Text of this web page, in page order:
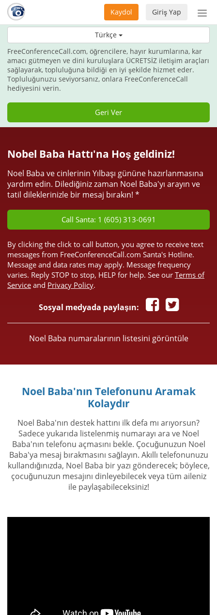
Türkçe
aç/
Giriş Yap
Kaydol
Bu bayram, iletişim paketi hediye edin.
FreeConferenceCall.com, öğrencilere, hayır kurumlarına, kar
amacı gütmeyen ve dini kuruluşlara ÜCRETSİZ iletişim araçları
sağlayarak, topluluğuna bildiği en iyi şekilde hizmet eder.
Topluluğunuzu seviyorsanız, onlara FreeConferenceCall
hediyesini verin.
Geri Ver
Nobel Baba Hattı'na Hoş geldiniz!
Noel Baba ve cinlerinin Yılbaşı gününe hazırlanmasına
yardım edin. Dilediğiniz zaman Noel Baba'yı arayın ve
tatil dileklerinizle bir mesaj bırakın! *
Call Santa: 1 (605) 313-0691
By clicking the click to call button, you agree to receive text
messages from FreeConferenceCall.com Santa's Hotline.
Message and data rates may apply. Message frequency
varies. Reply STOP to stop, HELP for help. See our Terms of
Service and Privacy Policy.
Sosyal medyada paylaşın:
Noel Baba numaralarının listesini görüntüle
Noel Baba'nın Telefonunu Aramak
Kolaydır
Noel Baba'nın destek hattını ilk defa mı arıyorsun?
Sadece yukarıda listelenmiş numarayı ara ve Noel
Baba'nın telefonu açmasını bekle. Çocuğunuzun Noel
Baba'ya mesaj bırakmasını sağlayın. Akıllı telefonunuzu
kullandığınızda, Noel Baba bir yazı gönderecek; böylece,
çocuğunuzun mesajını dinleyebilecek veya tüm aileniz
ile paylaşabileceksiniz!